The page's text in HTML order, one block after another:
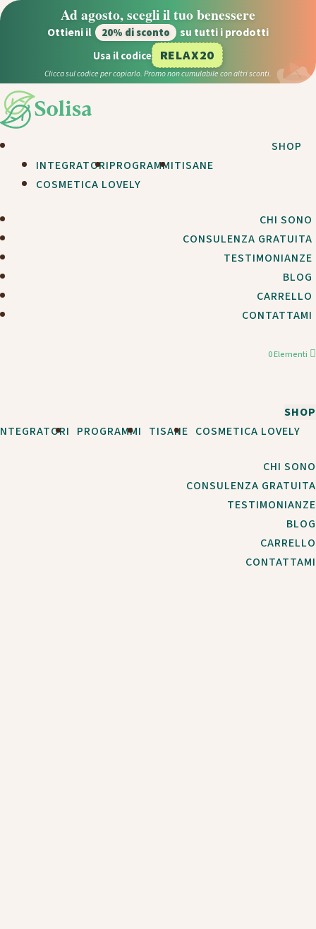
Ad agosto, scegli il tuo benessere
Ottieni il 20% di sconto su tutti i prodotti
Usa il codice RELAX20
Clicca sul codice per copiarlo. Promo non cumulabile con altri sconti.
SHOP
INTEGRATORIPROGRAMMITISANE
COSMETICA LOVELY
CHI SONO
CONSULENZA GRATUITA
TESTIMONIANZE
BLOG
CARRELLO
CONTATTAMI
0 Elementi
SHOP
PROGRAMMI TISANE COSMETICA LOVELY
CHI SONO
CONSULENZA GRATUITA
TESTIMONIANZE
BLOG
CARRELLO
CONTATTAMI